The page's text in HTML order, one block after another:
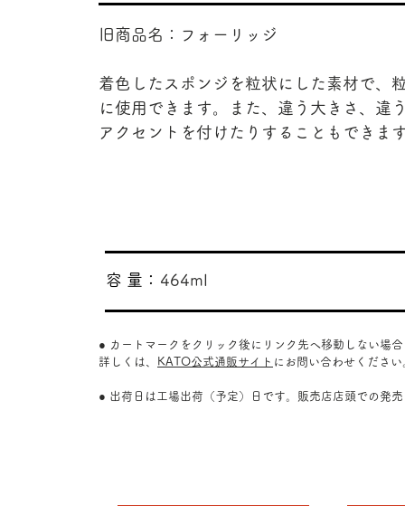
旧商品名：フォーリッジ
着色したスポンジを粒状にした素材で、
に使用できます。また、違う大きさ、違
アクセントを付けたりすることもできま
464ml
​容 量：
● カートマークをクリック後にリンク先へ移動しない場
詳しくは、
KATO公式通販サイト にお問い合わせください
● 出荷日は工場出荷（予定）日です。販売店店頭での発